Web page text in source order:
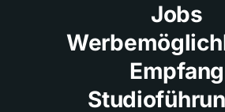
Jobs
Empfang